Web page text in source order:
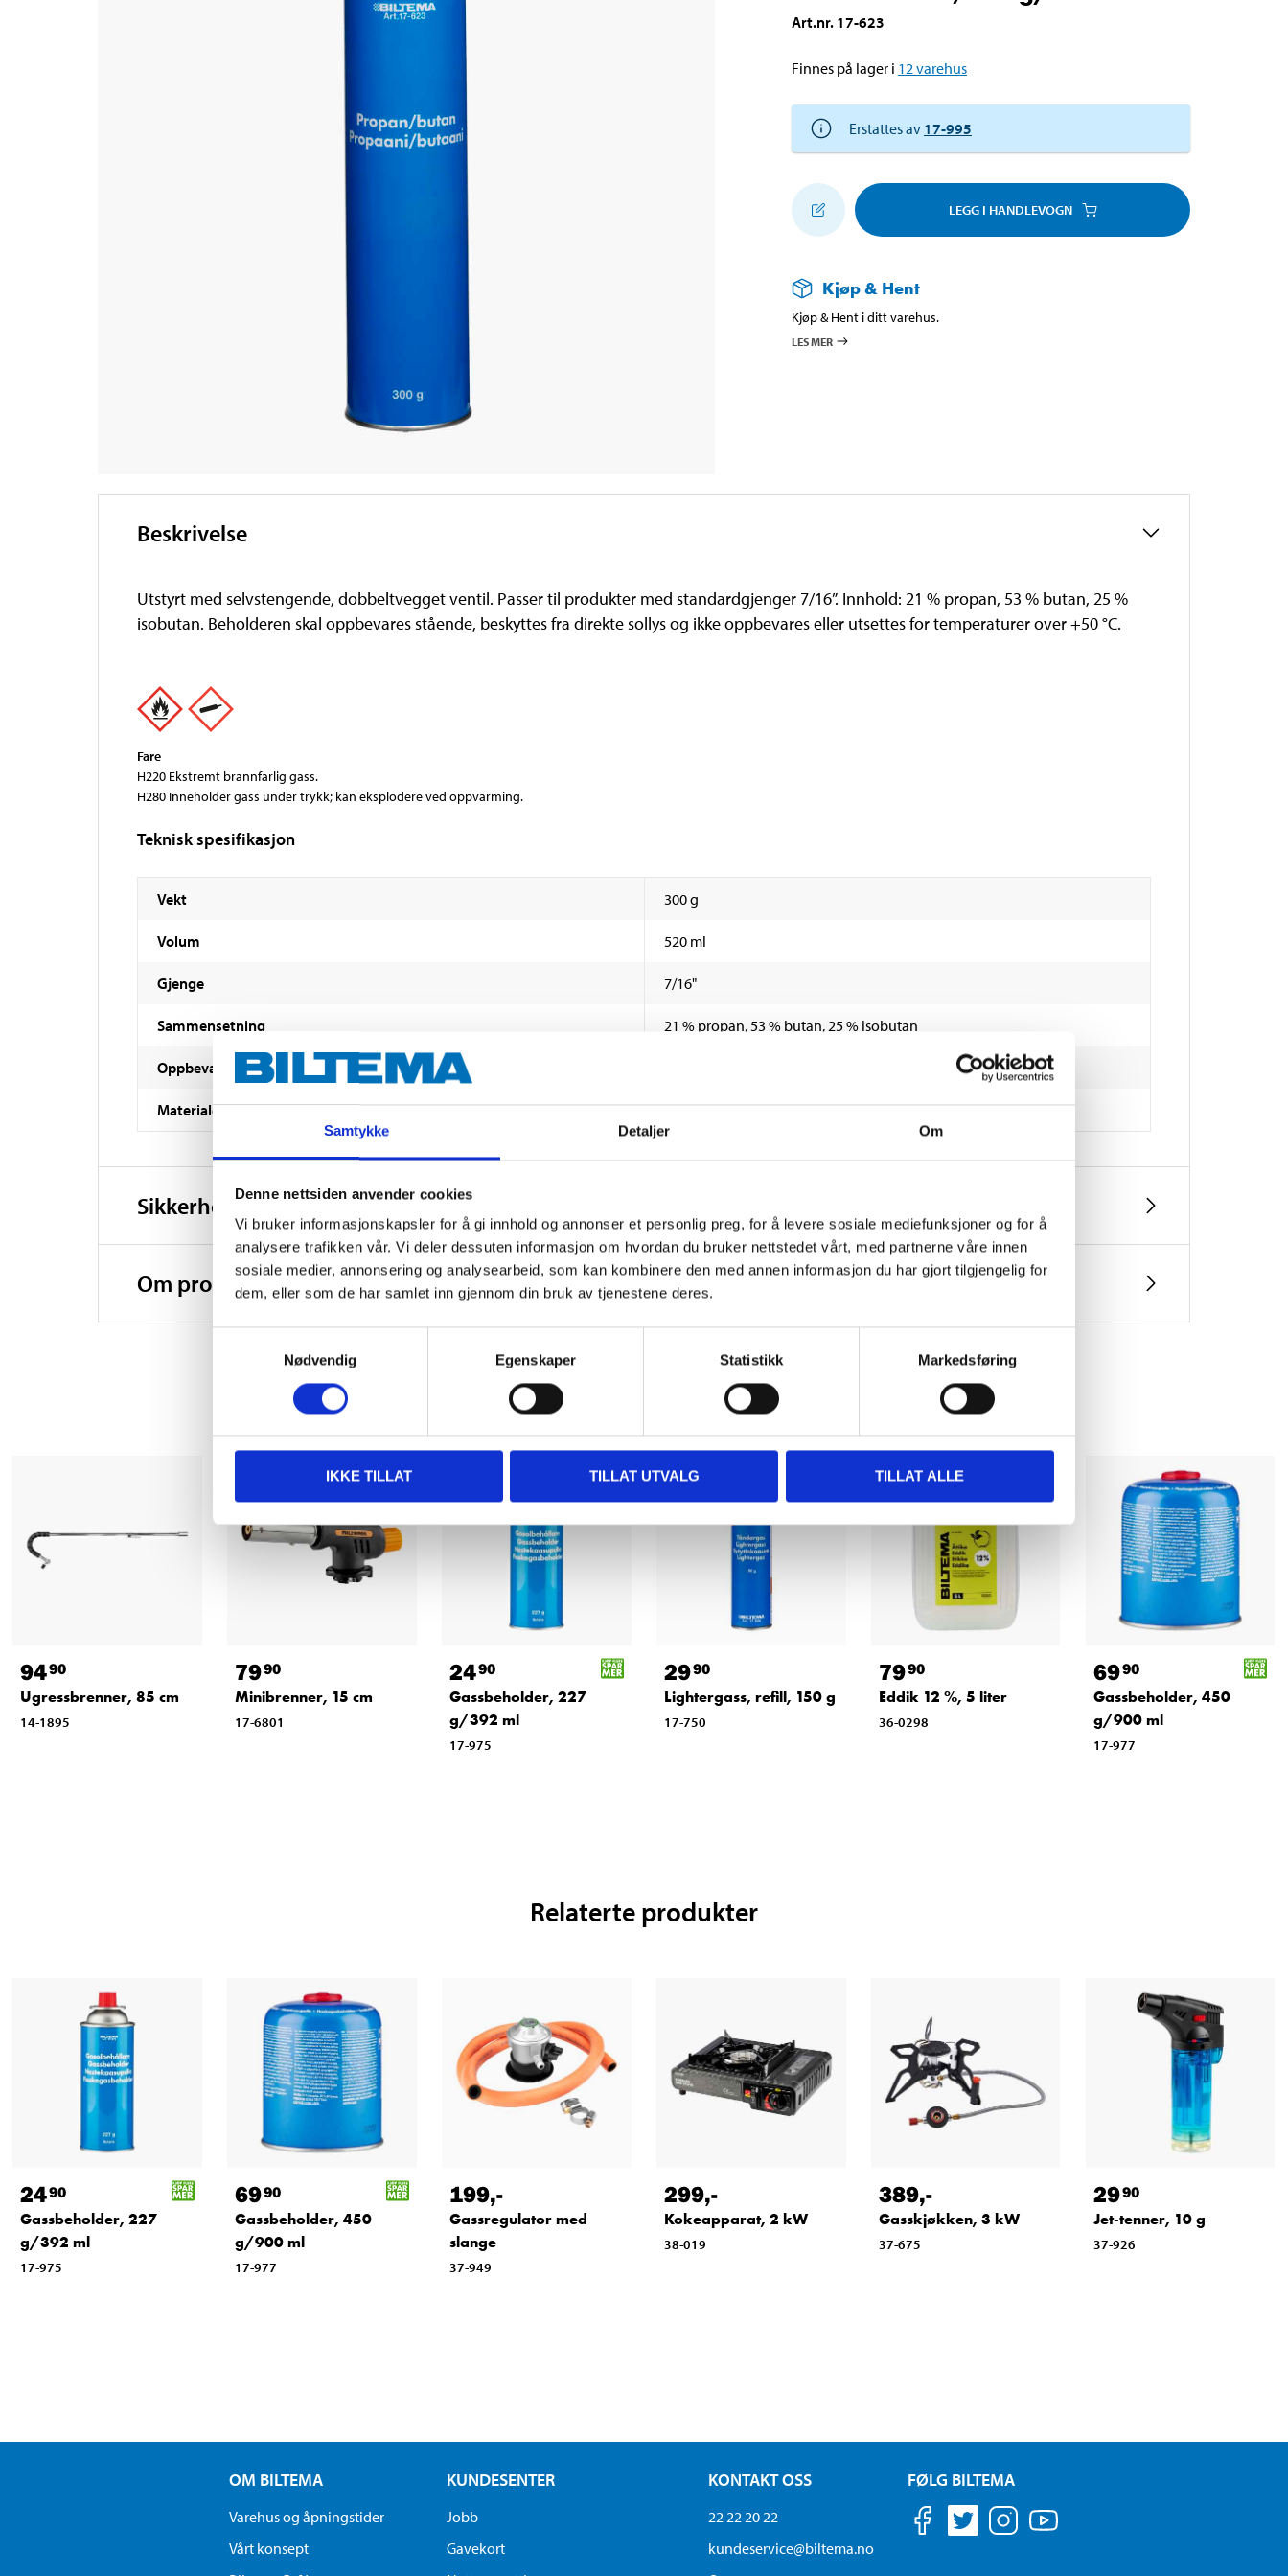
Samtykke Detaljer Om
Denne nettsiden anvender cookies
Vi bruker informasjonskapsler for å gi innhold og annonser et personlig preg, for å levere sosiale mediefunksjoner og for å
analysere trafikken vår. Vi deler dessuten informasjon om hvordan du bruker nettstedet vårt, med partnerne våre innen
sosiale medier, annonsering og analysearbeid, som kan kombinere den med annen informasjon du har gjort tilgjengelig for
dem, eller som de har samlet inn gjennom din bruk av tjenestene deres.
Nødvendig
Egenskaper Statistikk Markedsføring
IKKE TILLAT TILLAT UTVALG TILLAT ALLE
Art.nr. 17-623
Finnes på lager i 12varehus
Erstattes av 17-995
LEGG I HANDLEVOGN
Kjøp & Hent
Kjøp & Hent i ditt varehus.
LES MER
Beskrivelse
Utstyrt med selvstengende, dobbeltvegget ventil. Passer til produkter med standardgjenger 7/16”. Innhold: 21 % propan, 53 % butan, 25 %
isobutan. Beholderen skal oppbevares stående, beskyttes fra direkte sollys og ikke oppbevares eller utsettes for temperaturer over +50 °C.
Fare
H220 Ekstremt brannfarlig gass.
H280 Inneholder gass under trykk; kan eksplodere ved oppvarming.
Teknisk spesifikasjon
Vekt 300 g
Volum 520 ml
Gjenge 7/16"
Sammensetning 21 % propan, 53 % butan, 25 % isobutan
Oppbevaringstemperatur
Materiale Blikk (beholder)
Sikkerhetsinformasjon og øvrige dokumenter
Om produsenten
Andre kunder har også kjøpt
9490
Ugressbrenner, 85 cm
14-1895
7990
Minibrenner, 15 cm
17-6801
2490
Gassbeholder, 227
g/392 ml
17-975
2990
Lightergass, refill, 150 g
17-750
7990
Eddik 12 %, 5 liter
36-0298
6990
Gassbeholder, 450
g/900 ml
17-977
Relaterte produkter
2490
Gassbeholder, 227
g/392 ml
17-975
6990
Gassbeholder, 450
g/900 ml
17-977
199,-
Gassregulator med
slange
37-949
299,-
Kokeapparat, 2 kW
38-019
389,-
Gasskjøkken, 3 kW
37-675
2990
Jet-tenner, 10 g
37-926
OM BILTEMA
Varehus og åpningstider
Vårt konsept
KUNDESENTER
Jobb
Gavekort
KONTAKT OSS
22 22 20 22
kundeservice@biltema.no
FØLG BILTEMA